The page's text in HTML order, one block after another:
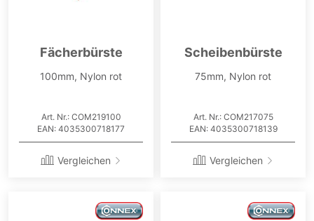
Fächerbürste
100mm, Nylon rot
Art. Nr.: COM219100
EAN: 4035300718177
Vergleichen
Scheibenbürste
75mm, Nylon rot
Art. Nr.: COM217075
EAN: 4035300718139
Vergleichen